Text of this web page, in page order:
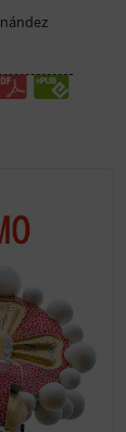
Lubac se
de la
la
salvífico